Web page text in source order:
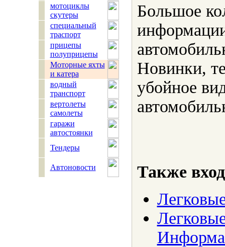
мотоциклы
скутеры
специальный
траспорт
прицепы
полуприцепы
Моторные яхты
и катера
водный
транспорт
вертолеты
самолеты
гаражи
автостоянки
Тендеры
Автоновости
Большое
Новинки,
убойное
Также